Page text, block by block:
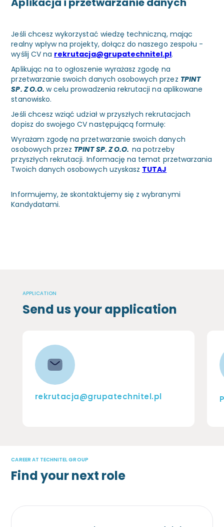
Jeśli chcesz wykorzystać wiedzę techniczną, mając
realny wpływ na projekty, dołącz do naszego zespołu -
wyślij CV na rekrutacja@grupatechnitel.pl.
Aplikując na to ogłoszenie wyrażasz zgodę na
przetwarzanie swoich danych osobowych przez TPINT
SP. Z O.O. w celu prowadzenia rekrutacji na aplikowane
stanowisko.
Jeśli chcesz wziąć udział w przyszłych rekrutacjach
dopisz do swojego CV następującą formułę:
Wyrażam zgodę na przetwarzanie swoich danych
osobowych przez TPINT SP. Z O.O.na potrzeby
przyszłych rekrutacji. Informację na temat przetwarzania
Twoich danych osobowych uzyskasz TUTAJ
Informujemy, że skontaktujemy się z wybranymi
Kandydatami.
APPLICATION
Send us your application
rekrutacja@grupatechnitel.pl
CAREER AT TECHNITEL GROUP
Find your next role